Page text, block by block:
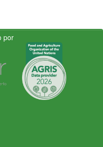
por